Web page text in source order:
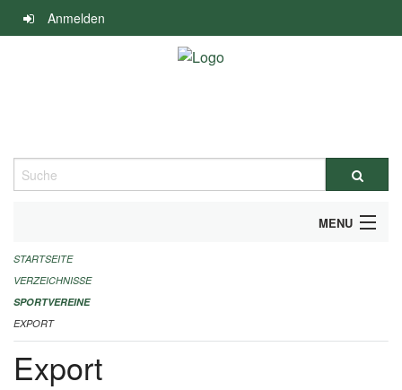
Navigation
überspringen
Anmelden
Suche
MENU
ALLGEMEINE INFORMATIONEN
FINANZIELLE UNTERSTÜTZUNG BENÖTIGT?
KONTAKT
STARTSEITE
VERZEICHNISSE
SPORTVEREINE
EXPORT
Export